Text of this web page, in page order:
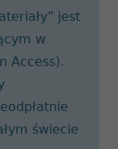
jest
w
Access).
świecie